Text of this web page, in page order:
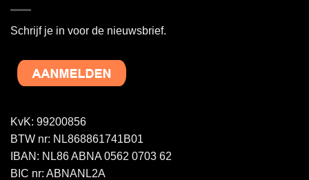
Schrijf je in voor de nieuwsbrief.
KvK: 99200856
BTW nr: NL868861741B01
IBAN: NL86 ABNA 0562 0703 62
BIC nr: ABNANL2A